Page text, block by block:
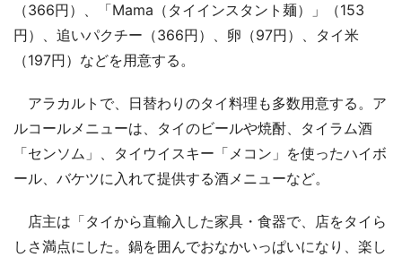
（366円）、「Mama（タイインスタント麺）」（153
円）、追いパクチー（366円）、卵（97円）、タイ米
（197円）などを用意する。
アラカルトで、日替わりのタイ料理も多数用意する。ア
ルコールメニューは、タイのビールや焼酎、タイラム酒
「センソム」、タイウイスキー「メコン」を使ったハイボ
ール、バケツに入れて提供する酒メニューなど。
店主は「タイから直輸入した家具・食器で、店をタイら
しさ満点にした。鍋を囲んでおなかいっぱいになり、楽し